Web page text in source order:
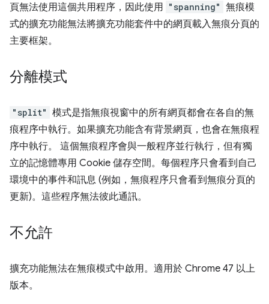
頁無法使用這個共用程序，因此使用 "spanning" 無痕模
式的擴充功能無法將擴充功能套件中的網頁載入無痕分頁的
主要框架。
分離模式
"split" 模式是指無痕視窗中的所有網頁都會在各自的無
痕程序中執行。如果擴充功能含有背景網頁，也會在無痕程
序中執行。 這個無痕程序會與一般程序並行執行，但有獨
立的記憶體專用 Cookie 儲存空間。每個程序只會看到自己
環境中的事件和訊息 (例如，無痕程序只會看到無痕分頁的
更新)。這些程序無法彼此通訊。
不允許
擴充功能無法在無痕模式中啟用。適用於 Chrome 47 以上
版本。